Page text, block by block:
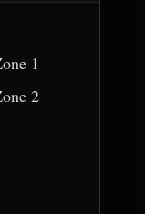
1
2